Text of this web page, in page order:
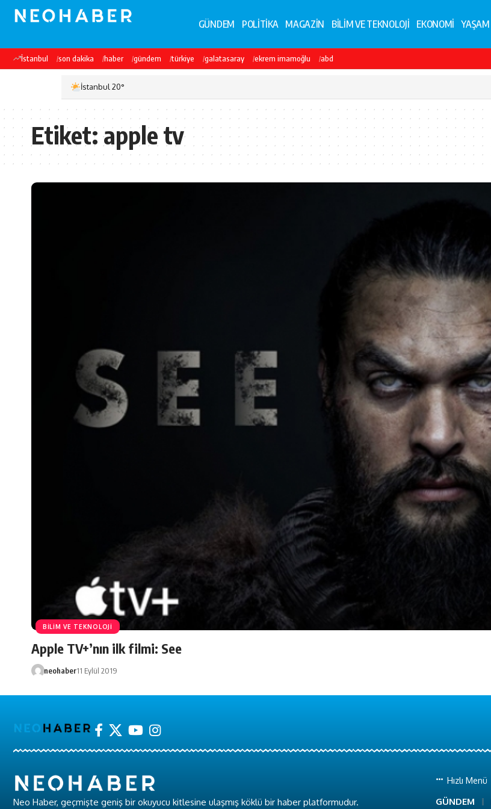
GÜNDEM POLİTİKA MAGAZİN BİLİM VE TEKNOLOJİ EKONOMİ YAŞAM
İstanbul son dakika haber gündem türkiye galatasaray ekrem imamoğlu abd
İstanbul 20°
Etiket:apple tv
BİLİM VE TEKNOLOJİ
Apple TV+’nın ilk filmi: See
neohaber11 Eylül 2019
Neo Haber, geçmişte geniş bir okuyucu kitlesine ulaşmış köklü bir haber platformudur.
Hızlı Menü
GÜNDEM